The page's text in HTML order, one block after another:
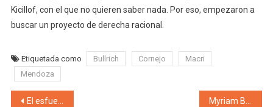
Kicillof, con el que no quieren saber nada. Por eso, empezaron a
buscar un proyecto de derecha racional.
Etiquetada como Bullrich Cornejo
Macri
Mendoza
Navegación de entradas
El esfuerzo de Cobos para defender el Etiquetado Frontal, la honestidad al consumidor y la alimentación saludable en Argentina «Tiene que ver con un cambio cultural fortaleciendo el concepto de Libertad, libertad para elegir qué hacer con tu salud»